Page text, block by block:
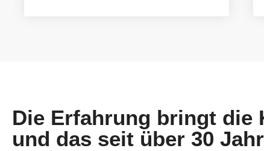
Die Erfahrung bringt die
und das seit über 30